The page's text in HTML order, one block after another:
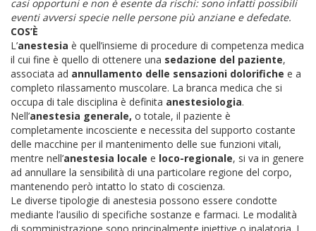
casi opportuni e non è esente da rischi: sono infatti possibili
eventi avversi specie nelle persone più anziane e defedate.
COS’È
L’anestesia è quell’insieme di procedure di competenza medica
il cui fine è quello di ottenere una sedazione del paziente,
associata ad annullamento delle sensazioni dolorifiche e a
completo rilassamento muscolare. La branca medica che si
occupa di tale disciplina è definita anestesiologia.
Nell’anestesia generale, o totale, il paziente è
completamente incosciente e necessita del supporto costante
delle macchine per il mantenimento delle sue funzioni vitali,
mentre nell’anestesia locale e loco-regionale, si va in genere
ad annullare la sensibilità di una particolare regione del corpo,
mantenendo però intatto lo stato di coscienza.
Le diverse tipologie di anestesia possono essere condotte
mediante l’ausilio di specifiche sostanze e farmaci. Le modalità